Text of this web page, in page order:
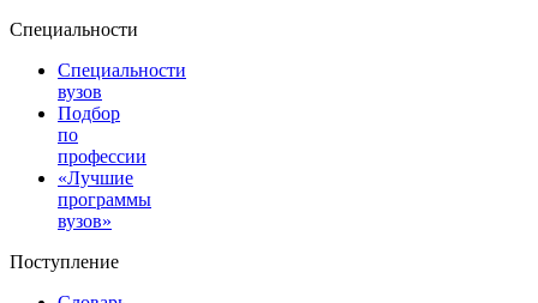
Специальности
Специальности
вузов
Подбор
по
профессии
«Лучшие
программы
вузов»
Поступление